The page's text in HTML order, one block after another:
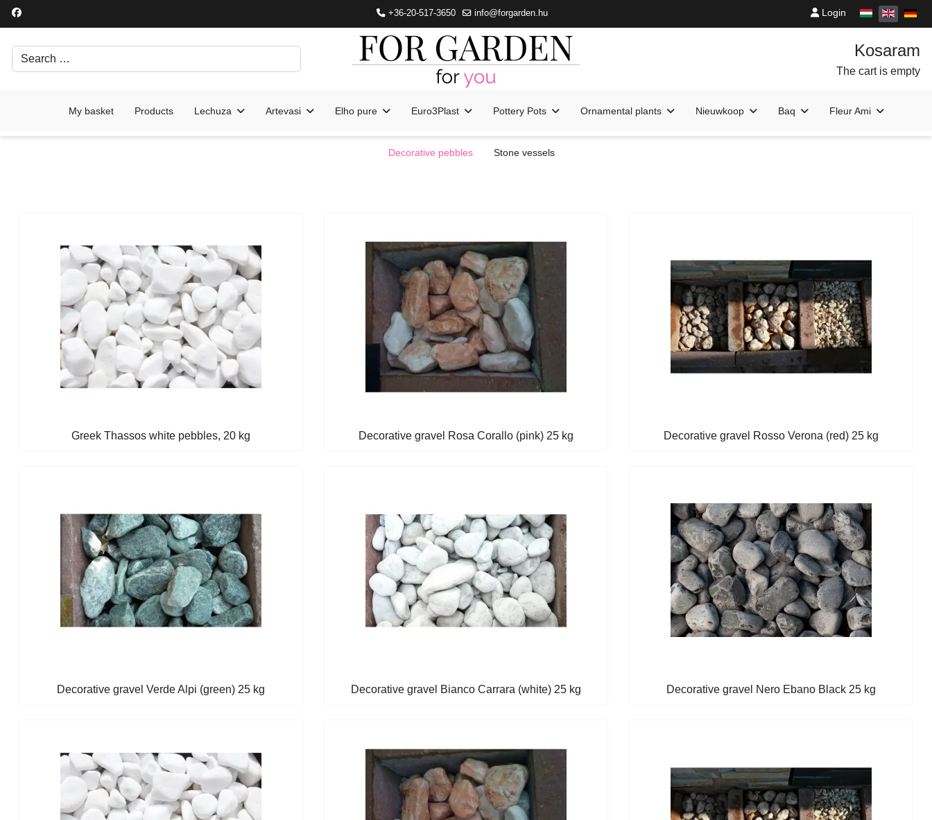
+36-20-517-3650 info@forgarden.hu Login
Search
The cart is empty
My basket Products Lechuza Artevasi Elho pure Euro3Plast Pottery Pots Ornamental plants Nieuwkoop Baq Fleur Ami
Decorative pebbles Stone vessels
Greek Thassos white pebbles, 20 kg Decorative gravel Rosa Corallo (pink) 25 kg Decorative gravel Rosso Verona (red) 25 kg
Decorative gravel Verde Alpi (green) 25 kg Decorative gravel Bianco Carrara (white) 25 kg Decorative gravel Nero Ebano Black 25 kg